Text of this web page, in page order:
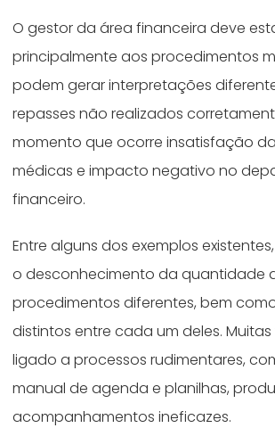
O gestor da área financeira deve
principalmente aos procedimentos
podem gerar interpretações
repasses não realizados
momento que ocorre insatisfação
médicas e impacto negativo no
financeiro.
Entre alguns dos exemplos
o desconhecimento da quantidade
procedimentos diferentes, bem
distintos entre cada um deles. Muitas
ligado a processos rudimentares,
manual de agenda e planilhas,
acompanhamentos ineficazes.